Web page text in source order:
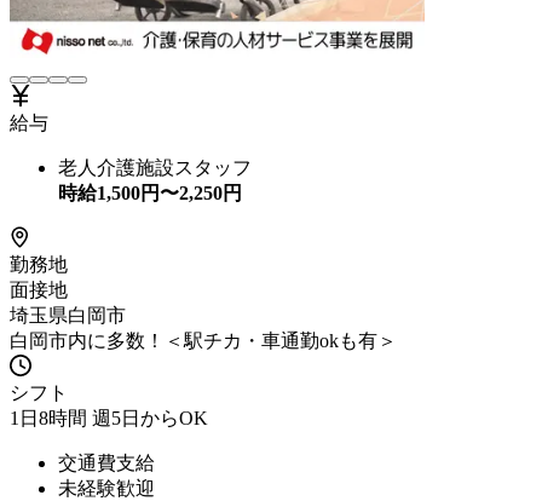
給与
老人介護施設スタッフ
時給1,500円〜2,250円
勤務地
面接地
埼玉県白岡市
白岡市内に多数！＜駅チカ・車通勤okも有＞
シフト
1日8時間 週5日からOK
交通費支給
未経験歓迎